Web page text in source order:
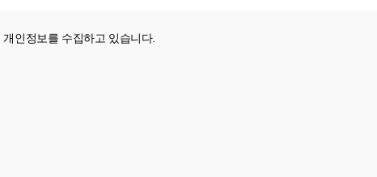
인정보를 수집하고 있습니다.